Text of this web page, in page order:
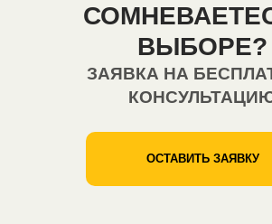
ВЫБОРЕ?
ЗАЯВКА НА
ОСТАВИТЬ ЗАЯВКУ